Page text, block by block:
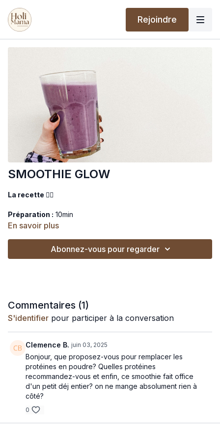
Rejoindre
SMOOTHIE GLOW
La recette 👇🏼
Préparation : 10min
Une poignée d’amande (idéalement trempée 8h mais pas
Une proportion de protéines en poudre
Placer tous les ingrédients dans un blender.
Mixer jusqu’à obtenir une texture lisse.
Ajouter de l’eau et des glaçons selon la consistance souhaitée.
Ce smoothie est une excellente source de protéines
végétales, associées, et riche en bons lipides oméga 3, 6 et 9.
Protéines :
En savoir plus
Abonnez-vous pour regarder
Commentaires (1)
S'identifier pour participer à la conversation
Clemence B. juin 03, 2025
Bonjour, que proposez-vous pour remplacer les
protéines en poudre? Quelles protéines
recommandez-vous et enfin, ce smoothie fait office
d'un petit déj entier? on ne mange absolument rien à
côté?
0